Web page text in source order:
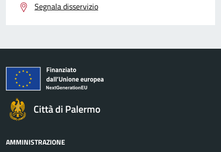
Segnala disservizio
Città di Palermo
AMMINISTRAZIONE